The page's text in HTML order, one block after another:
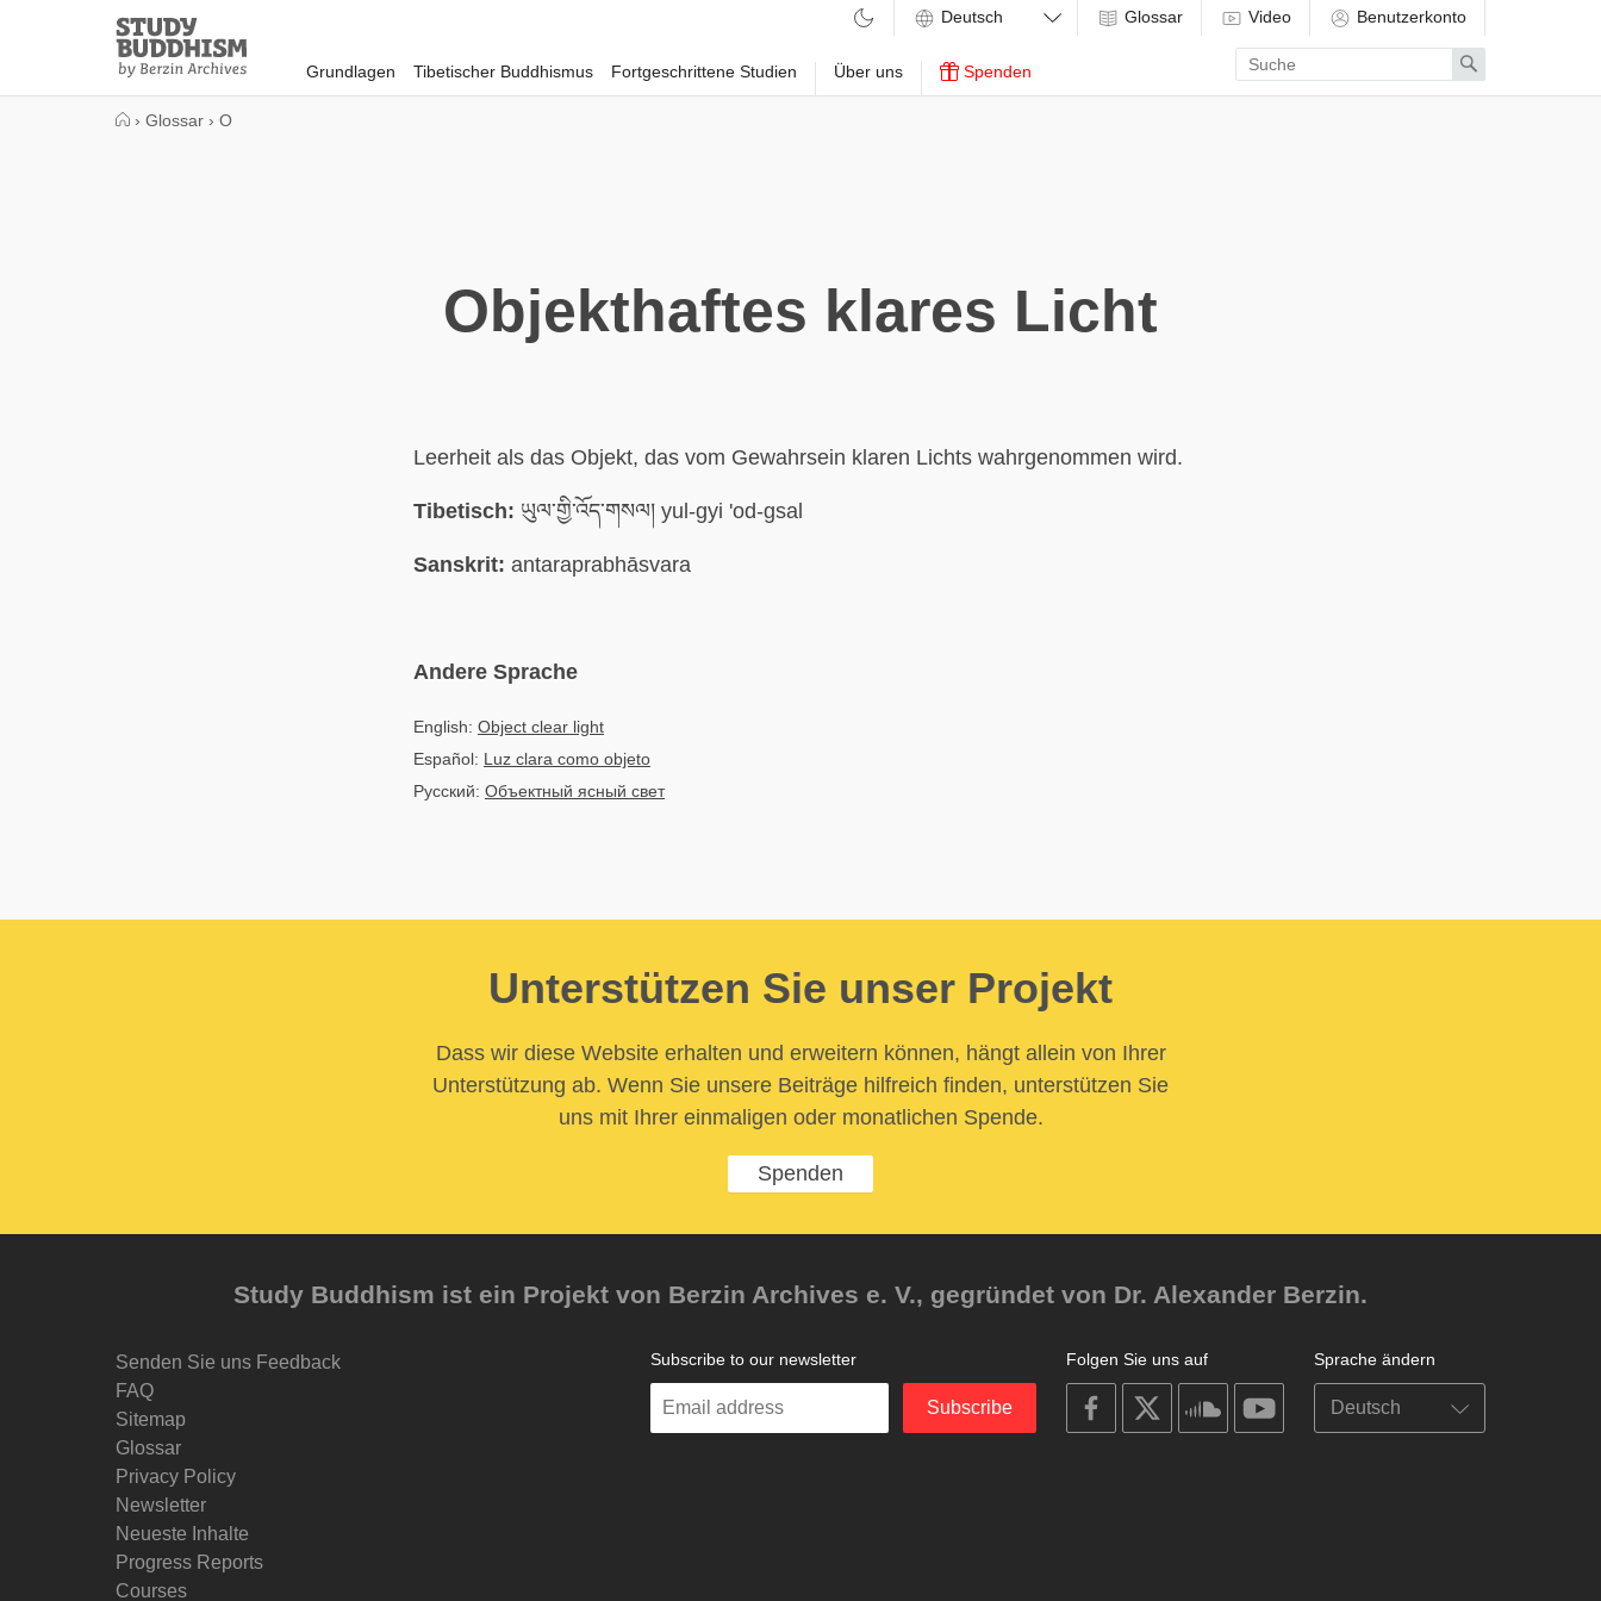
Study
Buddhism
Home
Grundlagen Tibetischer Buddhismus Fortgeschrittene Studien Über uns Spenden
Glossar Video Benutzerkonto
Enter
search
term
Search
› Glossar › O
Objekthaftes klares Licht
Leerheit als das Objekt, das vom Gewahrsein klaren Lichts wahrgenommen wird.
Tibetisch: ཡུལ་གྱི་འོད་གསལ། yul-gyi 'od-gsal
Sanskrit: antaraprabhāsvara
Andere Sprache
English: Object clear light
Español: Luz clara como objeto
Русский: Объектный ясный свет
Unterstützen Sie unser Projekt
Dass wir diese Website erhalten und erweitern können, hängt allein von Ihrer
Unterstützung ab. Wenn Sie unsere Beiträge hilfreich finden, unterstützen Sie
uns mit Ihrer einmaligen oder monatlichen Spende.
Spenden
Study Buddhism ist ein Projekt von Berzin Archives e. V., gegründet von Dr. Alexander Berzin.
Senden Sie uns Feedback
FAQ
Sitemap
Glossar
Privacy Policy
Newsletter
Neueste Inhalte
Progress Reports
Courses
Sprache ändern
Folgen Sie uns auf
on
facebook
on
on
soundcloudyoutube
Subscribe to our newsletter
Enter
Subscribe